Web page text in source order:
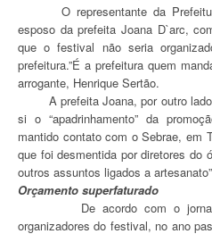
O representante da
esposo da prefeita Joana D`arc,
que o festival não seria
prefeitura.”É a prefeitura quem
arrogante, Henrique Sertão.
A prefeita Joana, por outro
si o “apadrinhamento” da
mantido contato com o Sebrae, em
que foi desmentida por diretores do
outros assuntos ligados a
Orçamento superfaturado
De acordo com o
organizadores do festival, no ano